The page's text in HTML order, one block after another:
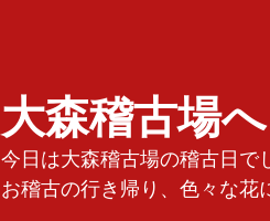
大森稽古場へ
今日は大森稽古場の稽古日で
お稽古の行き帰り、色々な花